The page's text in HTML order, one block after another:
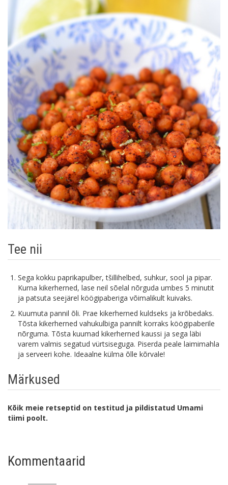
Tee nii
Sega kokku paprikapulber, tšillihelbed, suhkur, sool ja pipar.
Kurna kikerherned, lase neil sõelal nõrguda umbes 5 minutit
ja patsuta seejärel köögipaberiga võimalikult kuivaks.
Kuumuta pannil õli. Prae kikerherned kuldseks ja krõbedaks.
Tõsta kikerherned vahukulbiga pannilt korraks köögipaberile
nõrguma. Tõsta kuumad kikerherned kaussi ja sega läbi
varem valmis segatud vürtsiseguga. Piserda peale laimimahla
ja serveeri kohe. Ideaalne külma õlle kõrvale!
Märkused
Kõik meie retseptid on testitud ja pildistatud Umami
tiimi poolt.
Kommentaarid